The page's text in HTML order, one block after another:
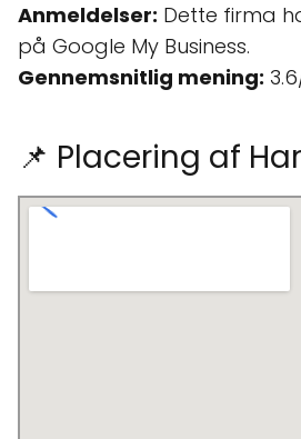
Anmeldelser: Dette firma
på Google My Business.
Gennemsnitlig mening:
📌 Placering af